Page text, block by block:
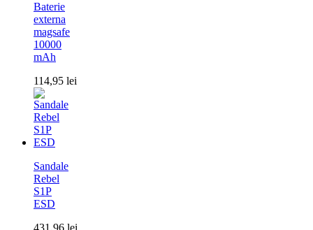
Baterie
externa
magsafe
10000
mAh
114,95 lei
Sandale
Rebel
S1P
ESD
431,96 lei